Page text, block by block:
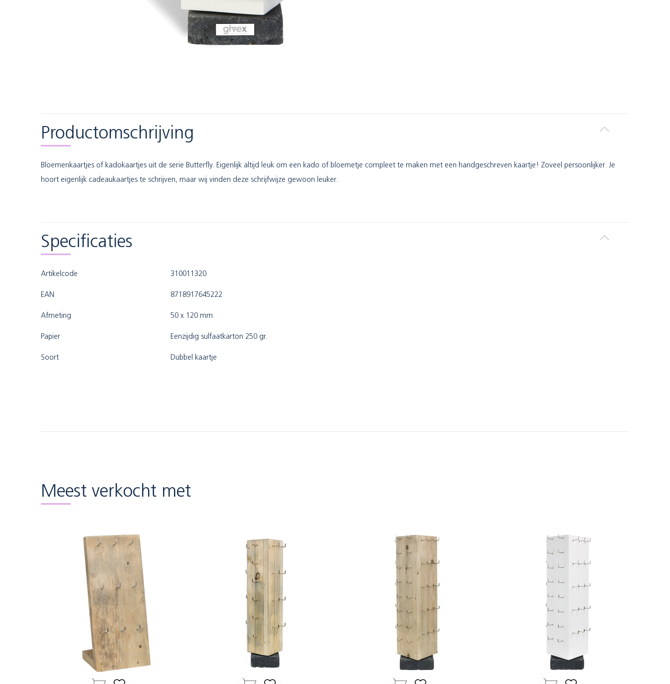
Productomschrijving
Bloemenkaartjes of kadokaartjes uit de serie Butterfly. Eigenlijk altijd leuk om een kado of bloemetje compleet te maken met een handgeschreven kaartje! Zoveel persoonlijker. Je
hoort eigenlijk cadeaukaartjes te schrijven, maar wij vinden deze schrijfwijze gewoon leuker.
Specificaties
Artikelcode 310011320
EAN 8718917645222
Afmeting 50 x 120 mm
Papier Eenzijdig sulfaatkarton 250 gr.
Soort Dubbel kaartje
Meest verkocht met